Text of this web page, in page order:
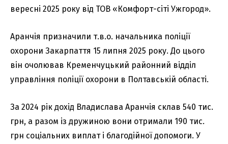
вересні 2025 року від ТОВ «Комфорт-сіті Ужгород».
Аранчія призначили т.в.о. начальника поліції
охорони Закарпаття 15 липня 2025 року. До цього
він очолював Кременчуцький районний відділ
управління поліції охорони в Полтавській області.
За 2024 рік дохід Владислава Аранчія склав 540 тис.
грн, а разом із дружиною вони отримали 190 тис.
грн соціальних виплат і благодійної допомоги. У